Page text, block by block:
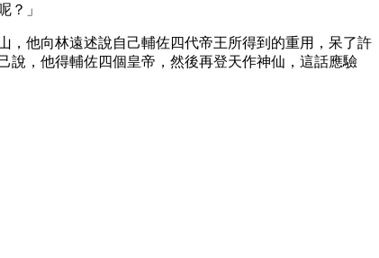
？」
，他向林遠述說自己輔佐四代帝王所得到的重用，呆了許
說，他得輔佐四個皇帝，然後再登天作神仙，這話應驗